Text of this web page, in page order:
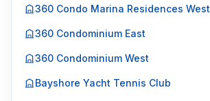
360 Condo Marina Residences West
360 Condominium East
360 Condominium West
Bayshore Yacht Tennis Club